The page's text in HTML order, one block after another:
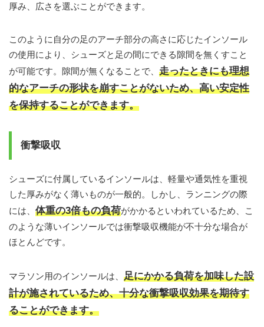
厚み、広さを選ぶことができます。
このように自分の足のアーチ部分の高さに応じたインソール
の使用により、シューズと足の間にできる隙間を無くすこと
が可能です。隙間が無くなることで、 走ったときにも理想
的なアーチの形状を崩すことがないため、高い安定性
を保持することができます。
衝撃吸収
シューズに付属しているインソールは、軽量や通気性を重視
した厚みがなく薄いものが一般的。しかし、ランニングの際
には、 体重の3倍もの負荷がかかるといわれているため、こ
のような薄いインソールでは衝撃吸収機能が不十分な場合が
ほとんどです。
マラソン用のインソールは、 足にかかる負荷を加味した設
計が施されているため、十分な衝撃吸収効果を期待す
ることができます。